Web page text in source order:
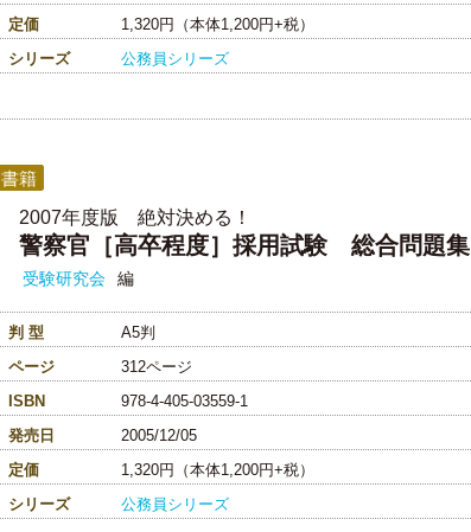
定価
1,320円（本体1,200円+税）
シリーズ
公務員シリーズ
書籍
2007年度版 絶対決める！
警察官［高卒程度］採用試験 総合問題集
受験研究会 編
判 型
A5判
ページ
312ページ
ISBN
978-4-405-03559-1
発売日
2005/12/05
定価
1,320円（本体1,200円+税）
シリーズ
公務員シリーズ